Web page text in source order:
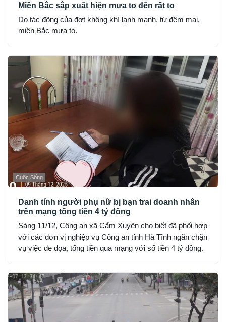
Miền Bắc sắp xuất hiện mưa to đến rất to
Do tác động của đợt không khí lạnh mạnh, từ đêm mai,
miền Bắc mưa to.
Cuộc Sống
Danh tính người phụ nữ bị bạn trai doanh nhân
trên mạng tống tiền 4 tỷ đồng
Sáng 11/12, Công an xã Cẩm Xuyên cho biết đã phối hợp
với các đơn vị nghiệp vụ Công an tỉnh Hà Tĩnh ngăn chặn
vụ việc đe dọa, tống tiền qua mạng với số tiền 4 tỷ đồng.